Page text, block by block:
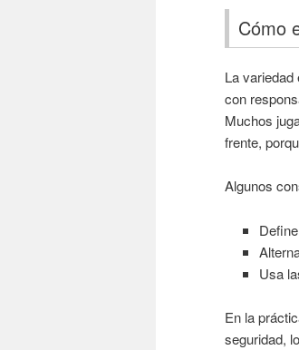
Cómo
La
con
Muchos
frente,
Algunos
Usa
En la
seguridad,